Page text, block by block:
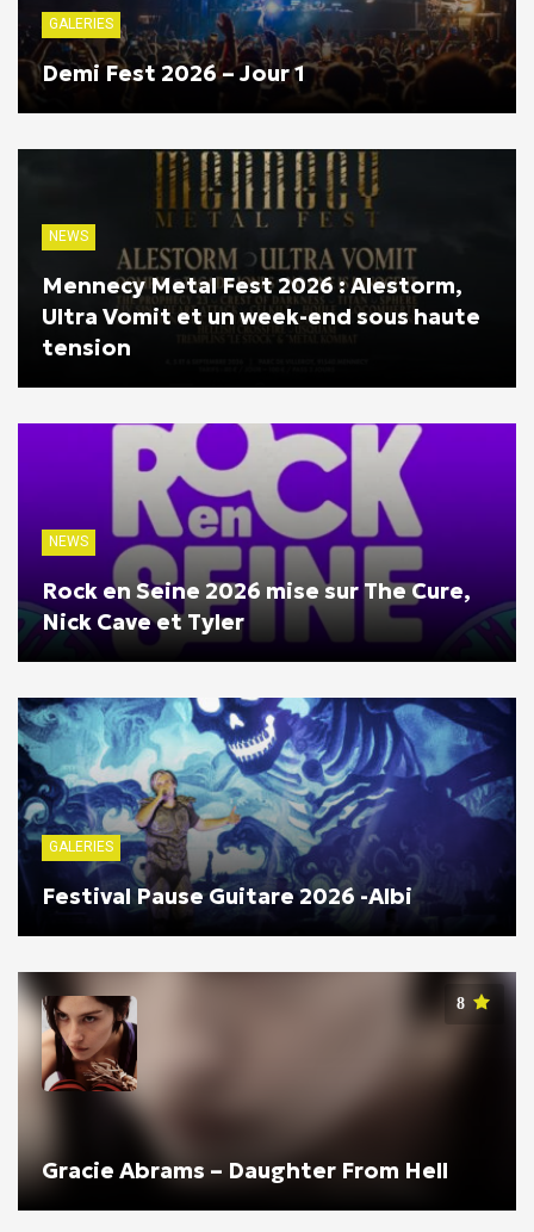
GALERIES
Demi Fest 2026 – Jour 1
NEWS
Mennecy Metal Fest 2026 : Alestorm,
Ultra Vomit et un week-end sous haute
tension
NEWS
Rock en Seine 2026 mise sur The Cure,
Nick Cave et Tyler
GALERIES
Festival Pause Guitare 2026 -Albi
8
Gracie Abrams – Daughter From Hell